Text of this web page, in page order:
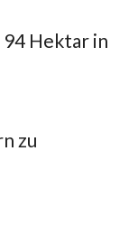
Hektar in
zu